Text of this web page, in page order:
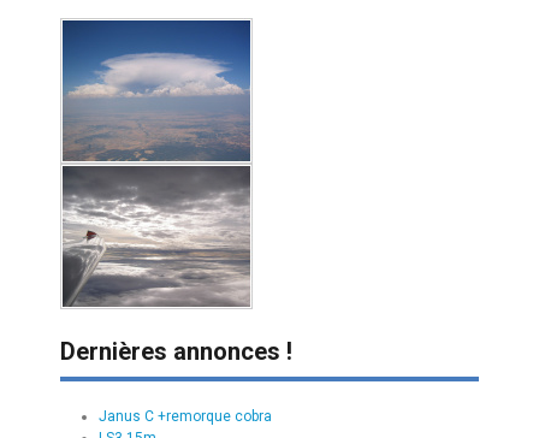
Dernières annonces !
Janus C +remorque cobra